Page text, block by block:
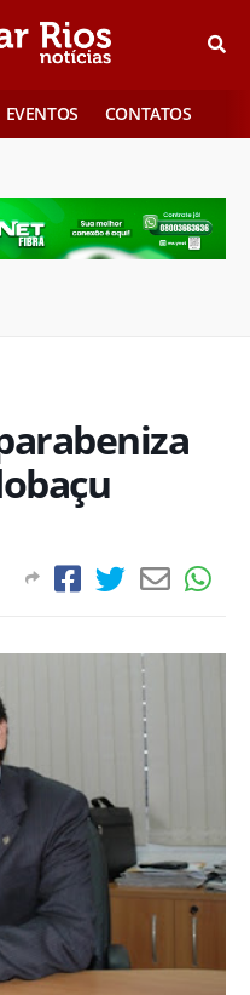
EVENTOS CONTATOS